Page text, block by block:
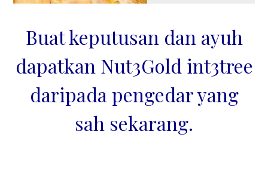
Buat keputusan dan ayuh
dapatkan Nut3Gold int3tree
daripada pengedar yang
sah sekarang.